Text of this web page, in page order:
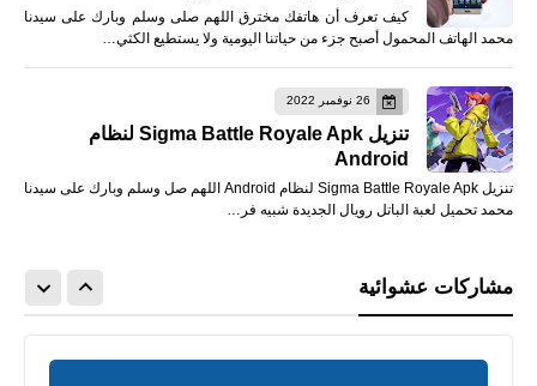
كيف تعرف أن هاتفك مخترق اللهم صلى وسلم وبارك على سيدنا
محمد الهاتف المحمول أصبح جزء من حياتنا اليومية ولا يستطيع الكثي…
26 نوفمبر 2022
تنزيل Sigma Battle Royale Apk لنظام
Android
تنزيل Sigma Battle Royale Apk لنظام Android اللهم صل وسلم وبارك على سيدنا
محمد تحميل لعبة الباتل رويال الجديدة شبيه فر…
مشاركات عشوائية